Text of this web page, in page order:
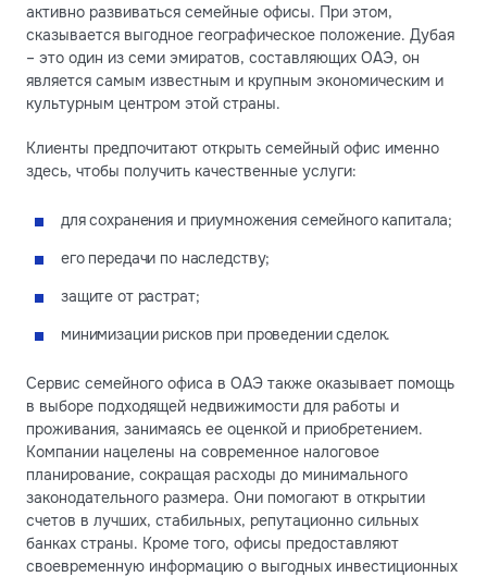
активно развиваться семейные офисы. При этом,
сказывается выгодное географическое положение. Дубая
– это один из семи эмиратов, составляющих ОАЭ, он
является самым известным и крупным экономическим и
культурным центром этой страны.
Клиенты предпочитают открыть семейный офис именно
здесь, чтобы получить качественные услуги:
для сохранения и приумножения семейного капитала;
его передачи по наследству;
защите от растрат;
минимизации рисков при проведении сделок.
Сервис семейного офиса в ОАЭ также оказывает помощь
в выборе подходящей недвижимости для работы и
проживания, занимаясь ее оценкой и приобретением.
Компании нацелены на современное налоговое
планирование, сокращая расходы до минимального
законодательного размера. Они помогают в открытии
счетов в лучших, стабильных, репутационно сильных
банках страны. Кроме того, офисы предоставляют
своевременную информацию о выгодных инвестиционных